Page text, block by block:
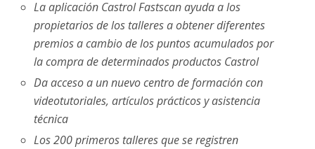
La aplicación Castrol Fastscan ayuda a los
propietarios de los talleres a obtener diferentes
premios a cambio de los puntos acumulados por
la compra de determinados productos Castrol
Da acceso a un nuevo centro de formación con
videotutoriales, artículos prácticos y asistencia
técnica
Los 200 primeros talleres que se registren